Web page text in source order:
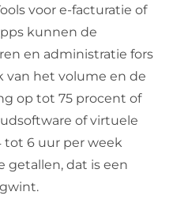
voor e-facturatie of
kunnen de
en administratie fors
van het volume en de
op tot 75 procent of
of virtuele
tot 6 uur per week
getallen, dat is een